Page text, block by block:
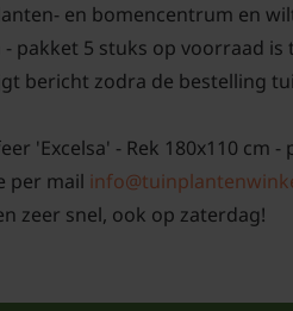
en bomencentrum en
- pakket 5 stuks op voorraad
bericht zodra de bestelling
'Excelsa' - Rek 180x110 cm
per mail
zeer snel, ook op zaterdag!